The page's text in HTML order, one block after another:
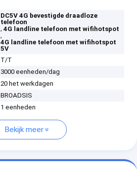
DC5V 4G bevestigde draadloze
telefoon
,4G landline telefoon met wifihotspot
,
4G landline telefoon met wifihotspot
5V
T/T
3000 eenheden/dag
20 het werkdagen
BROADSIS
1 eenheden
Bekijk meer